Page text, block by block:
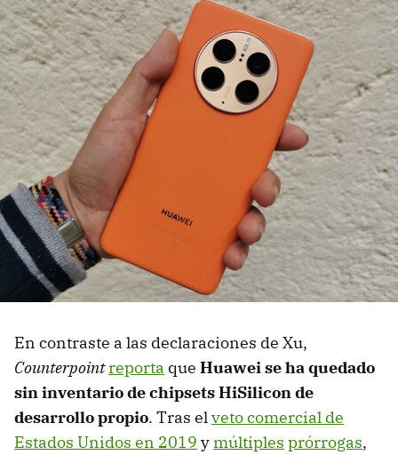
En contraste a las declaraciones de Xu,
Counterpointreporta que Huawei se ha quedado
sin inventario de chipsets HiSilicon de
desarrollo propio. Tras elveto comercial de
Estados Unidos en 2019 ymúltiples prórrogas,